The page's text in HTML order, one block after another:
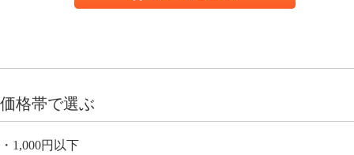
価格帯で選ぶ
1,000円以下